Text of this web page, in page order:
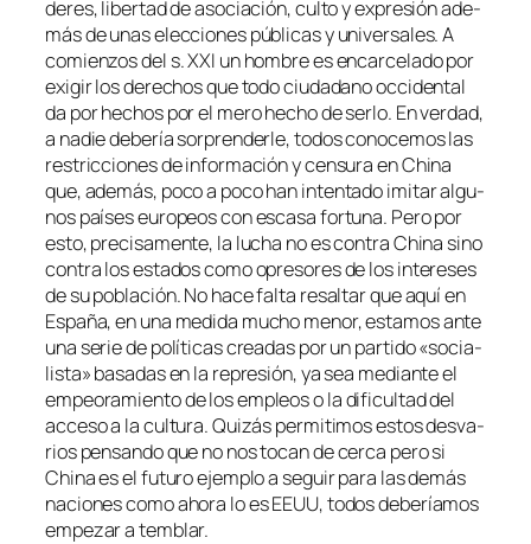
de­res, li­ber­tad de aso­cia­ción, cul­to y ex­pre­sión ade­
más de unas elec­cio­nes pú­bli­cas y uni­ver­sa­les. A
co­mien­zos del s. XXI un hom­bre es en­car­ce­la­do por
exi­gir los de­re­chos que to­do ciu­da­dano oc­ci­den­tal
da por he­chos por el me­ro he­cho de ser­lo. En ver­dad,
a na­die de­be­ría sor­pren­der­le, to­dos co­no­ce­mos las
res­tric­cio­nes de in­for­ma­ción y cen­su­ra en China
que, ade­más, po­co a po­co han in­ten­ta­do imi­tar al­gu­
nos paí­ses eu­ro­peos con es­ca­sa for­tu­na. Pero por
es­to, pre­ci­sa­men­te, la lu­cha no es con­tra China sino
con­tra los es­ta­dos co­mo opre­so­res de los in­tere­ses
de su po­bla­ción. No ha­ce fal­ta re­sal­tar que aquí en
España, en una me­di­da mu­cho me­nor, es­ta­mos an­te
una se­rie de po­lí­ti­cas crea­das por un par­ti­do «so­cia­
lis­ta» ba­sa­das en la re­pre­sión, ya sea me­dian­te el
em­peo­ra­mien­to de los em­pleos o la di­fi­cul­tad del
ac­ce­so a la cul­tu­ra. Quizás per­mi­ti­mos es­tos des­va­
rios pen­san­do que no nos to­can de cer­ca pe­ro si
China es el fu­tu­ro ejem­plo a se­guir pa­ra las de­más
na­cio­nes co­mo aho­ra lo es EEUU, to­dos de­be­ría­mos
em­pe­zar a temblar.